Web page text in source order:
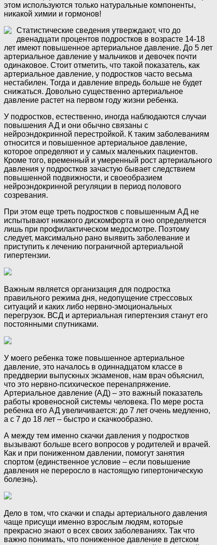
этом используются только натуральные компоненты,
никакой химии и гормонов!
Статистические сведения утверждают, что до
двенадцати процентов подростков в возрасте 14-18
лет имеют повышенное артериальное давление. До 5 лет
артериальное давление у мальчиков и девочек почти
одинаковое. Стоит отметить, что такой показатель, как
артериальное давление, у подростков часто весьма
нестабилен. Тогда и давление впредь больше не будет
снижаться. Довольно существенно артериальное
давление растет на первом году жизни ребенка.
У подростков, естественно, иногда наблюдаются случаи
повышения АД и они обычно связаны с
нейроэндокринной перестройкой. К таким заболеваниям
относится и повышенное артериальное давление,
которое определяют и у самых маленьких пациентов.
Кроме того, временный и умеренный рост артериального
давления у подростков зачастую бывает следствием
повышенной подвижности, и своеобразием
нейроэндокринной регуляции в период полового
созревания.
При этом еще треть подростков с повышенным АД не
испытывают никакого дискомфорта и оно определяется
лишь при профилактическом медосмотре. Поэтому
следует, максимально рано выявить заболевание и
приступить к лечению пограничной артериальной
гипертензии.
Важным является организация для подростка
правильного режима дня, недопущение стрессовых
ситуаций и каких либо нервно-эмоциональных
перегрузок. ВСД и артериальная гипертензия станут его
постоянными спутниками.
У моего ребенка тоже повышенное артериальное
давление, это началось в одиннадцатом классе в
преддверии выпускных экзаменов, нам врач объяснил,
что это нервно-психическое перенапряжение.
Артериальное давление (АД) – это важный показатель
работы кровеносной системы человека. По мере роста
ребенка его АД увеличивается: до 7 лет очень медленно,
а с 7 до 18 лет – быстро и скачкообразно.
А между тем именно скачки давления у подростков
вызывают больше всего вопросов у родителей и врачей.
Как и при пониженном давлении, помогут занятия
спортом (единственное условие – если повышение
давления не переросло в настоящую гипертоническую
болезнь).
Дело в том, что скачки и спады артериального давления
чаще присущи именно взрослым людям, которые
прекрасно знают о всех своих заболеваниях. Так что
важно понимать, что пониженное давление в детском